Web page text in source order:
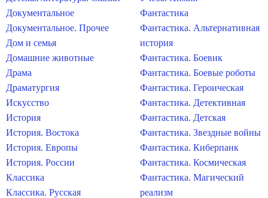
Документальное
Документальное. Прочее
Дом и семья
Домашние животные
Драма
Драматургия
Искусство
История
История. Востока
История. Европы
История. России
Классика
Классика. Русская
Фантастика
Фантастика. Альтернативная
история
Фантастика. Боевик
Фантастика. Боевые роботы
Фантастика. Героическая
Фантастика. Детективная
Фантастика. Детская
Фантастика. Звездные войны
Фантастика. Киберпанк
Фантастика. Космическая
Фантастика. Магический
реализм